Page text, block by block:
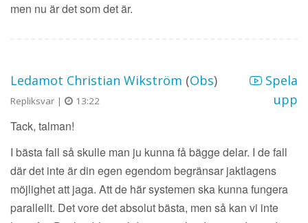
men nu är det som det är.
Ledamot Christian Wikström (Obs)
Repliksvar | 13:22
Spela
upp
Tack, talman!
I bästa fall så skulle man ju kunna få bägge delar. I de fall
där det inte är din egen egendom begränsar jaktlagens
möjlighet att jaga. Att de här systemen ska kunna fungera
parallellt. Det vore det absolut bästa, men så kan vi inte